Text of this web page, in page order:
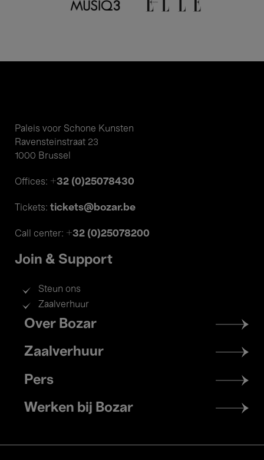
Paleis voor Schone Kunsten
Ravensteinstraat 23
1000 Brussel
Offices: +32 (0)25078430
Tickets: tickets@bozar.be
Call center: +32 (0)25078200
Join & Support
Steun ons
Zaalverhuur
Footer
menu
Over Bozar
Zaalverhuur
Pers
Werken bij Bozar